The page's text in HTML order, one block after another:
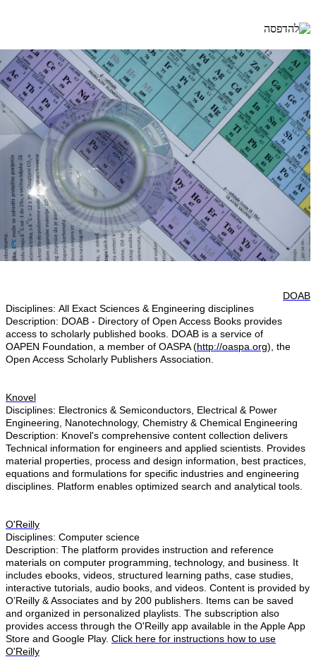
DOAB
Disciplines: All ​Exact Sciences & Engineering disciplines
Description: DOAB - Directory of Open Access Books provides
access to scholarly published books. DOAB is a service of
OAPEN Foundation, a member of OASPA (http://oaspa.org), the
Open Access Scholarly Publishers Association.
Knovel
Disciplines: Electronics & Semiconductors, Electrical & Power
Engineering, Nanotechnology, Chemistry & Chemical Engineering
Description: Knovel's comprehensive content collection delivers
Technical information for engineers and applied scientists. Provides
material properties, process and design information, best practices,
equations and formulations for specific industries and engineering
disciplines. Platform enables optimized search and analytical tools.
O'Reilly
Disciplines: Computer science
Description: The platform provides instruction and reference
materials on computer programming, technology, and business. It
includes ebooks, videos, structured learning paths, case studies,
interactive tutorials, audio books, and videos. Content is provided by
O’Reilly & Associates and by 200 publishers. Items can be saved
and organized in personalized playlists. The subscription also
provides access through the O'Reilly app available in the Apple App
Store and Google Play. Click here for instructions how to use
O'Reilly